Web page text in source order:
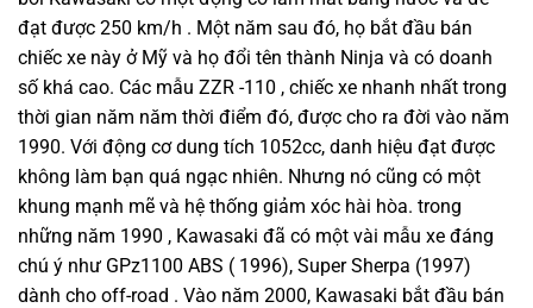
đạt được 250 km/h . Một năm sau đó, họ bắt đầu bán
chiếc xe này ở Mỹ và họ đổi tên thành Ninja và có doanh
số khá cao. Các mẫu ZZR -110 , chiếc xe nhanh nhất trong
thời gian năm năm thời điểm đó, được cho ra đời vào năm
1990. Với động cơ dung tích 1052cc, danh hiệu đạt được
không làm bạn quá ngạc nhiên. Nhưng nó cũng có một
khung mạnh mẽ và hệ thống giảm xóc hài hòa. trong
những năm 1990 , Kawasaki đã có một vài mẫu xe đáng
chú ý như GPz1100 ABS ( 1996), Super Sherpa (1997)
dành cho off-road . Vào năm 2000, Kawasaki bắt đầu bán